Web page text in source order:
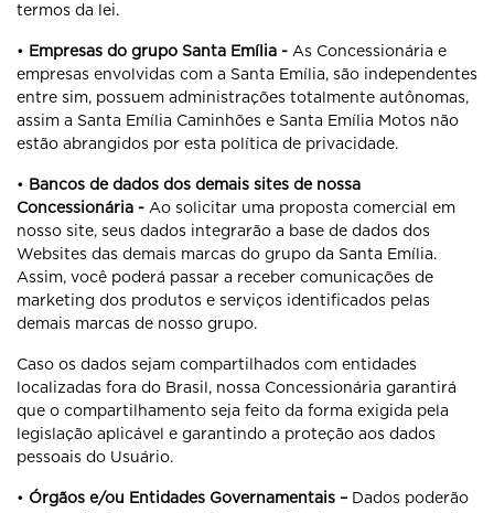
termos da lei.
• Empresas do grupo Santa Emília - As Concessionária e
empresas envolvidas com a Santa Emília, são independentes
entre sim, possuem administrações totalmente autônomas,
assim a Santa Emília Caminhões e Santa Emília Motos não
estão abrangidos por esta política de privacidade.
• Bancos de dados dos demais sites de nossa
Concessionária - Ao solicitar uma proposta comercial em
nosso site, seus dados integrarão a base de dados dos
Websites das demais marcas do grupo da Santa Emília.
Assim, você poderá passar a receber comunicações de
marketing dos produtos e serviços identificados pelas
demais marcas de nosso grupo.
Caso os dados sejam compartilhados com entidades
localizadas fora do Brasil, nossa Concessionária garantirá
que o compartilhamento seja feito da forma exigida pela
legislação aplicável e garantindo a proteção aos dados
pessoais do Usuário.
• Órgãos e/ou Entidades Governamentais – Dados poderão